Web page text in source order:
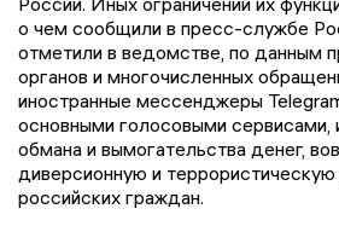
о чем сообщили в пресс-службе
отметили в ведомстве, по данным
органов и многочисленных
иностранные мессенджеры
основными голосовыми
обмана и вымогательства денег,
диверсионную и
российских граждан.